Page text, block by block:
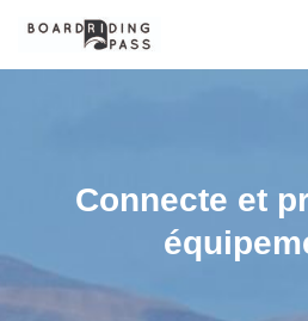
Aller
Connecte et